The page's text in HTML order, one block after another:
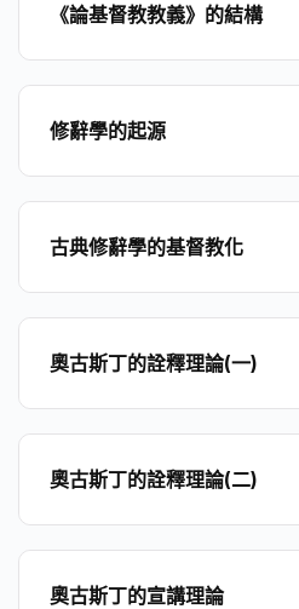
《論基督教教義》的結構
修辭學的起源
古典修辭學的基督教化
奧古斯丁的詮釋理論(一)
奧古斯丁的詮釋理論(二)
奧古斯丁的宣講理論